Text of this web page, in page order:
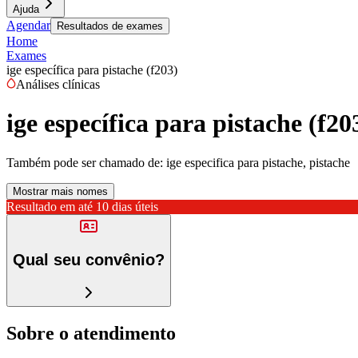
Ajuda
Agendar Resultados de exames
Home
Exames
ige específica para pistache (f203)
Análises clínicas
ige específica para pistache
Também pode ser chamado de: ige especifica para pistache, pistache
Mostrar mais nomes
Resultado em até 10 dias úteis
Qual seu convênio?
Sobre o atendimento